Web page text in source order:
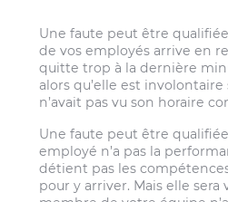
Une faute peut être
de vos employés arrive en
quitte trop à la dernière
alors qu’elle est
n’avait pas vu son horaire
Une faute peut être
employé n’a pas la
détient pas les
pour y arriver. Mais elle sera